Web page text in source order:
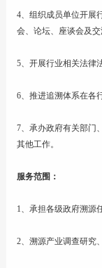
4、组织成员单位开展
会、论坛、座谈会及交
5、开展行业相关法律
6、推进追溯体系在各
7、承办政府有关部门
其他工作。
服务范围：
1、承担各级政府溯源
2、溯源产业调查研究